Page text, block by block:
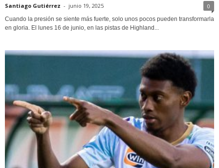
Santiago Gutiérrez - junio 19, 2025 0
Cuando la presión se siente más fuerte, solo unos pocos pueden transformarla
en gloria. El lunes 16 de junio, en las pistas de Highland...